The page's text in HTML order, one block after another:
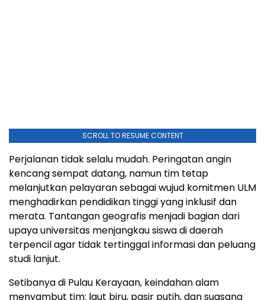
SCROLL TO RESUME CONTENT
Perjalanan tidak selalu mudah. Peringatan angin
kencang sempat datang, namun tim tetap
melanjutkan pelayaran sebagai wujud komitmen ULM
menghadirkan pendidikan tinggi yang inklusif dan
merata. Tantangan geografis menjadi bagian dari
upaya universitas menjangkau siswa di daerah
terpencil agar tidak tertinggal informasi dan peluang
studi lanjut.
Setibanya di Pulau Kerayaan, keindahan alam
menyambut tim: laut biru, pasir putih, dan suasana